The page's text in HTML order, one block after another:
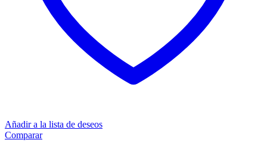
Añadir a la lista de deseos
Comparar